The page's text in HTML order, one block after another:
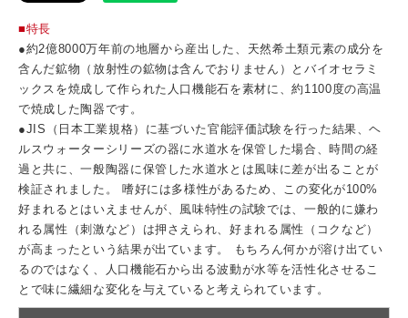
■特長
●約2億8000万年前の地層から産出した、天然希土類元素の成分を
含んだ鉱物（放射性の鉱物は含んでおりません）とバイオセラミ
ックスを焼成して作られた人口機能石を素材に、約1100度の高温
で焼成した陶器です。
●JIS（日本工業規格）に基づいた官能評価試験を行った結果、ヘ
ルスウォーターシリーズの器に水道水を保管した場合、時間の経
過と共に、一般陶器に保管した水道水とは風味に差が出ることが
検証されました。 嗜好には多様性があるため、この変化が100%
好まれるとはいえませんが、風味特性の試験では、一般的に嫌わ
れる属性（刺激など）は押さえられ、好まれる属性（コクなど）
が高まったという結果が出ています。 もちろん何かが溶け出てい
るのではなく、人口機能石から出る波動が水等を活性化させるこ
とで味に繊細な変化を与えていると考えられています。